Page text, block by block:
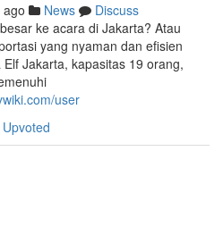
News
Discuss
ke acara di Jakarta? Atau
yang nyaman dan efisien
Jakarta, kapasitas 19 orang,
user